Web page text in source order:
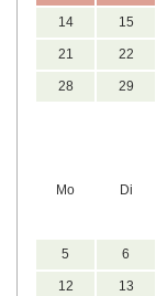
14 15
21 22
28 29
Mo Di
5 6
12 13